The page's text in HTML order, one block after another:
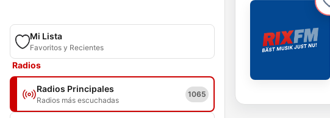
Mi Lista
Favoritos y Recientes
Radios
Radios Principales
Radios más escuchadas
1065